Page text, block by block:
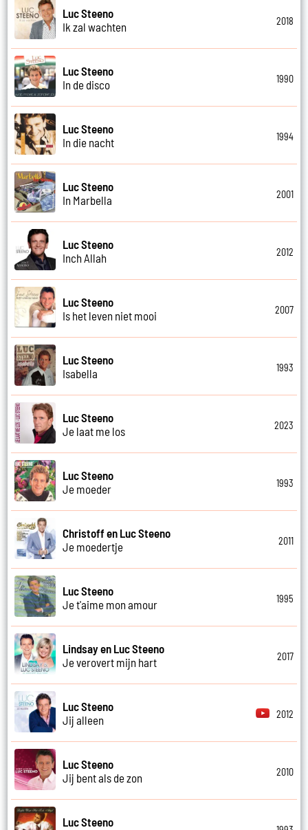
Luc Steeno
Ik zal wachten
2018
Luc Steeno
In de disco
1990
Luc Steeno
In die nacht
1994
Luc Steeno
In Marbella
2001
Luc Steeno
Inch Allah
2012
Luc Steeno
Is het leven niet mooi
2007
Luc Steeno
Isabella
1993
Luc Steeno
Je laat me los
2023
Luc Steeno
Je moeder
1993
Christoff en Luc Steeno
Je moedertje
2011
Luc Steeno
Je t'aime mon amour
1995
Lindsay en Luc Steeno
Je verovert mijn hart
2017
Luc Steeno
Jij alleen
2012
Luc Steeno
Jij bent als de zon
2010
Luc Steeno